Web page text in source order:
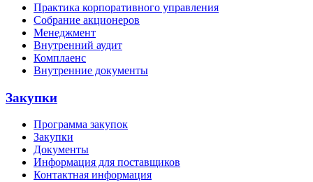
Практика корпоративного управления
Собрание акционеров
Менеджмент
Внутренний аудит
Комплаенс
Внутренние документы
Закупки
Программа закупок
Закупки
Документы
Информация для поставщиков
Контактная информация